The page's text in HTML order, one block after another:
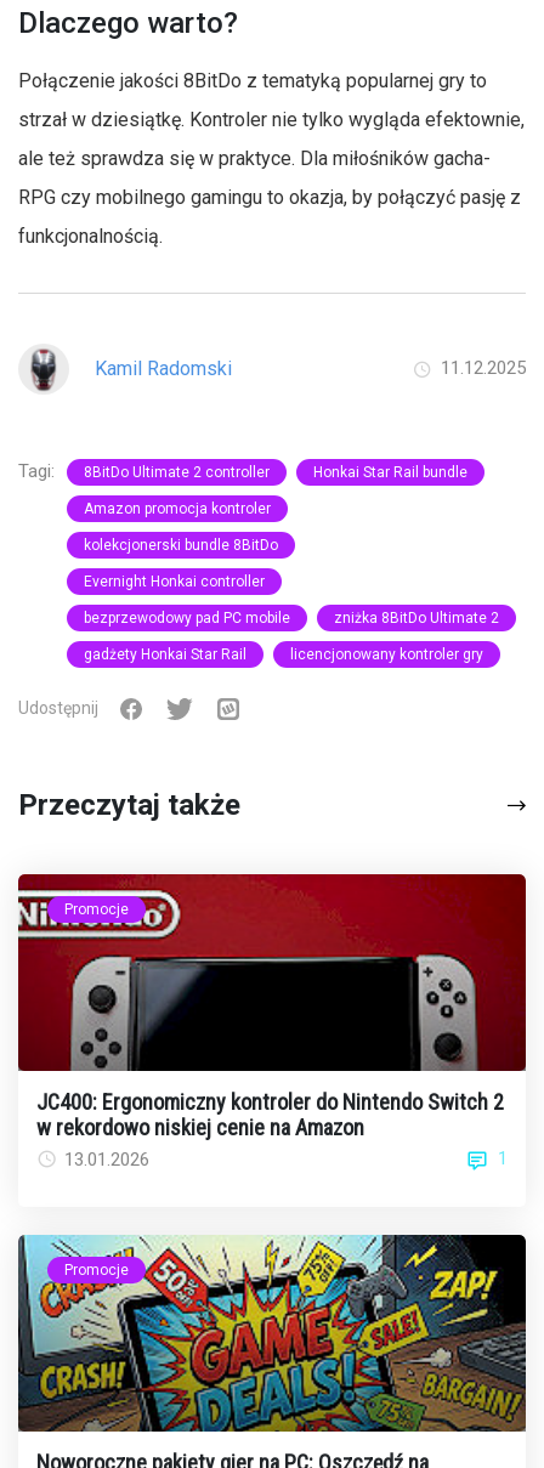
Dlaczego warto?
Połączenie jakości 8BitDo z tematyką popularnej gry to
strzał w dziesiątkę. Kontroler nie tylko wygląda efektownie,
ale też sprawdza się w praktyce. Dla miłośników gacha-
RPG czy mobilnego gamingu to okazja, by połączyć pasję z
funkcjonalnością.
Kamil Radomski 11.12.2025
Tagi: 8BitDo Ultimate 2 controller Honkai Star Rail bundle
Amazon promocja kontroler
kolekcjonerski bundle 8BitDo
Evernight Honkai controller
bezprzewodowy pad PC mobile zniżka 8BitDo Ultimate 2
gadżety Honkai Star Rail licencjonowany kontroler gry
Udostępnij
Przeczytaj także
Promocje
JC400: Ergonomiczny kontroler do Nintendo Switch 2
w rekordowo niskiej cenie na Amazon
13.01.2026 1
Promocje
Noworoczne pakiety gier na PC: Oszczędź na